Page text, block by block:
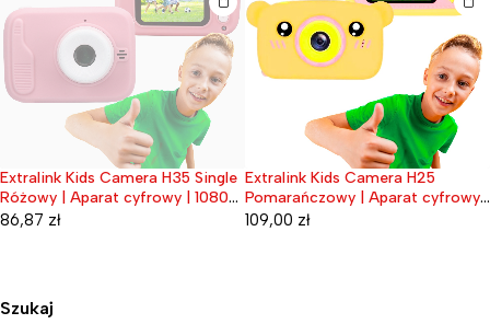
Wyprzedane
Extralink Kids Camera H35 Single
Różowy | Aparat cyfrowy | 1080P
30fps, wyświetlacz 2.0"
86,87 zł
Extralink Kids Camera H25
Pomarańczowy | Aparat cyfrowy |
1080P 30fps, wyświetlacz 2.0"
109,00 zł
Szukaj